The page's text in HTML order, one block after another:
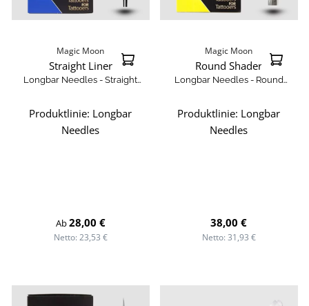
Magic Moon
Straight Liner
Longbar Needles - Straight
Produktlinie: Longbar
Needles
Regulärer Preis:
Ab28,00 €
Netto: 23,53 €
Magic Moon
Round Shader
Longbar Needles - Round
Produktlinie: Longbar
Needles
Regulärer Preis:
38,00 €
Netto: 31,93 €